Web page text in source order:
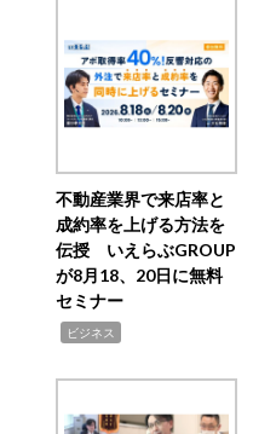
不動産業界で来店率と
成約率を上げる方法を
伝授 いえらぶGROUP
が8月18、20日に無料
セミナー
ビジネス